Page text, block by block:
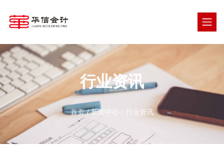
行业资讯
首页/新闻中心 / 行业资讯